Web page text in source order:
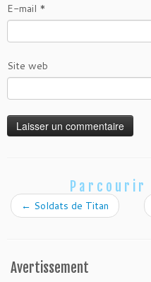
E-mail *
Site web
← Soldats de Titan
Avertissement